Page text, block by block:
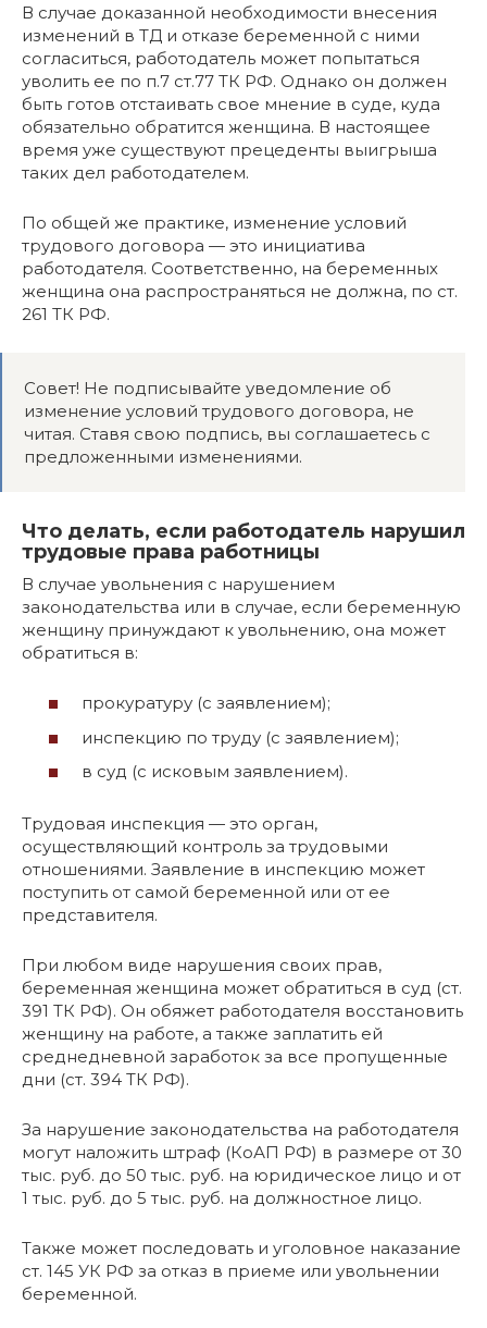
В случае доказанной необходимости внесения
изменений в ТД и отказе беременной с ними
согласиться, работодатель может попытаться
уволить ее по п.7 ст.77 ТК РФ. Однако он должен
быть готов отстаивать свое мнение в суде, куда
обязательно обратится женщина. В настоящее
время уже существуют прецеденты выигрыша
таких дел работодателем.
По общей же практике, изменение условий
трудового договора — это инициатива
работодателя. Соответственно, на беременных
женщина она распространяться не должна, по ст.
261 ТК РФ.
Совет! Не подписывайте уведомление об
изменение условий трудового договора, не
читая. Ставя свою подпись, вы соглашаетесь с
предложенными изменениями.
Что делать, если работодатель нарушил
трудовые права работницы
В случае увольнения с нарушением
законодательства или в случае, если беременную
женщину принуждают к увольнению, она может
обратиться в:
прокуратуру (с заявлением);
инспекцию по труду (с заявлением);
в суд (с исковым заявлением).
Трудовая инспекция — это орган,
осуществляющий контроль за трудовыми
отношениями. Заявление в инспекцию может
поступить от самой беременной или от ее
представителя.
При любом виде нарушения своих прав,
беременная женщина может обратиться в суд (ст.
391 ТК РФ). Он обяжет работодателя восстановить
женщину на работе, а также заплатить ей
среднедневной заработок за все пропущенные
дни (ст. 394 ТК РФ).
За нарушение законодательства на работодателя
могут наложить штраф (КоАП РФ) в размере от 30
тыс. руб. до 50 тыс. руб. на юридическое лицо и от
1 тыс. руб. до 5 тыс. руб. на должностное лицо.
Также может последовать и уголовное наказание
ст. 145 УК РФ за отказ в приеме или увольнении
беременной.